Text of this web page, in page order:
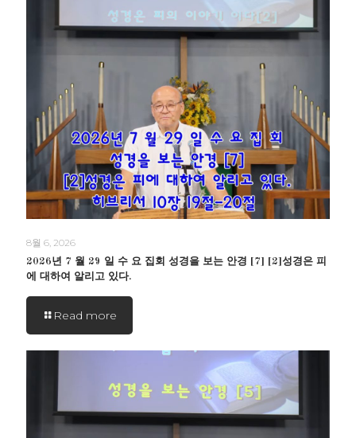
8월 6, 2026
2026년 7 월 29 일 수 요 집회 성경을 보는 안경 [7] [2]성경은 피
에 대하여 알리고 있다.
Read more